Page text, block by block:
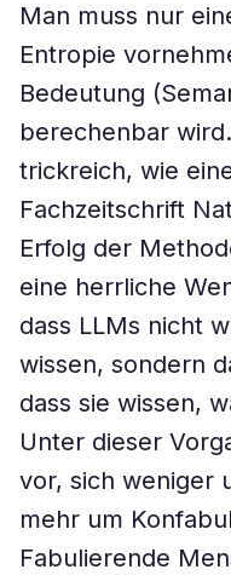
Man muss nur
Entropie
Bedeutung
berechenbar
trickreich, wie
Fachzeitschrift
Erfolg der
eine herrliche
dass LLMs nicht
wissen, sondern
dass sie wissen,
Unter dieser
vor, sich weniger
mehr um
Fabulierende